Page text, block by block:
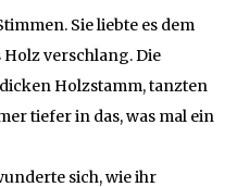
Sie liebte es dem
Holz verschlang. Die
Holzstamm, tanzten
tiefer in das, was mal ein
sich, wie ihr